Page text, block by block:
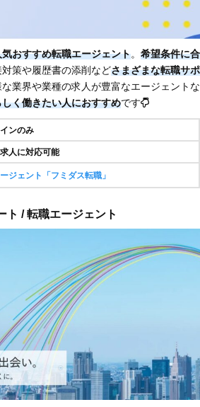
おすすめ転職エージェント。 希望条件に合
策や履歴書の添削などさまざまな転職サポ
な業界や業種の求人が豊富なエージェントな
く働きたい人におすすめです
ンのみ
人に対応可能
ジェント「フミダス転職」
ト / 転職エージェント